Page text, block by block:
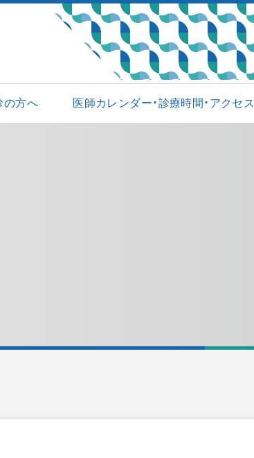
の方へ 医師カレンダー・診療時間・アクセス